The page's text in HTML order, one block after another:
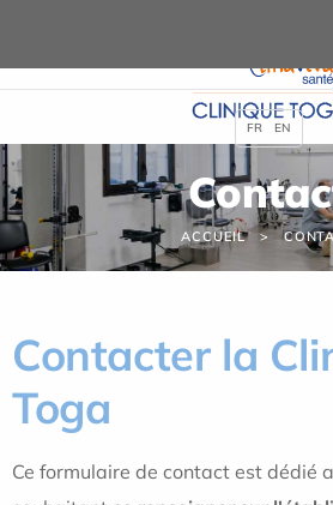
ACCUEIL
Contacter la
Toga
Ce formulaire de contact est dédié
FR EN